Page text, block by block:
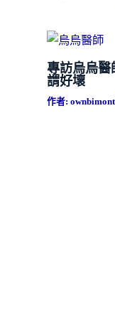
專訪烏烏醫
謂好壞
作者: